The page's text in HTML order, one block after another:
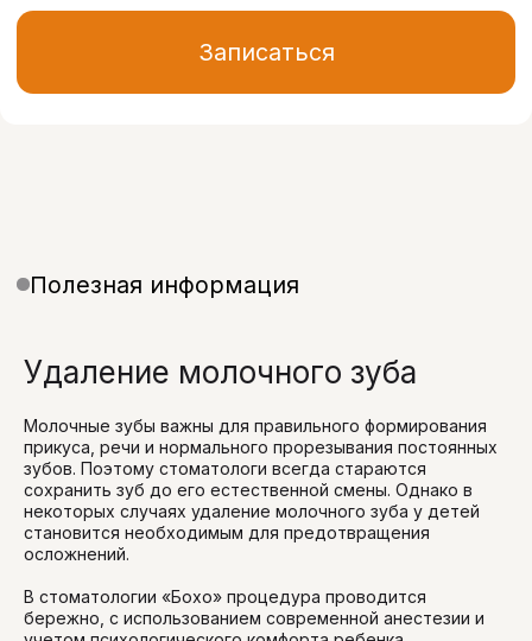
Удаление молочного зуба
Молочные зубы важны для правильного формирования
прикуса, речи и нормального прорезывания постоянных
зубов. Поэтому стоматологи всегда стараются
сохранить зуб до его естественной смены. Однако в
некоторых случаях удаление молочного зуба у детей
становится необходимым для предотвращения
осложнений.
В стоматологии «Бохо» процедура проводится
бережно, с использованием современной анестезии и